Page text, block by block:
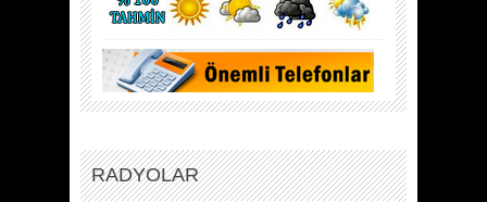
RADYOLAR